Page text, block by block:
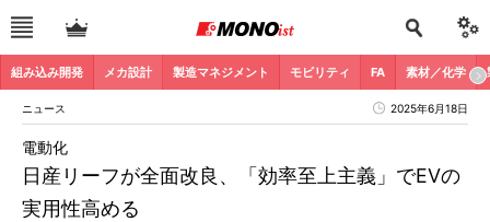
組み込み開発 メカ設計 製造マネジメント モビリティ FA 素材／化学
ニュース 2025年6月18日
日産リーフが全面改良、「効率至上主義」でEVの
実用性高める
電動化